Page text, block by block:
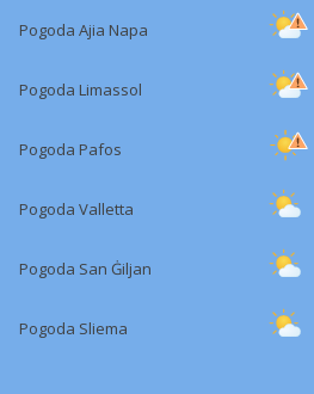
Pogoda Ajia Napa
Pogoda Limassol
Pogoda Pafos
Pogoda Valletta
Pogoda San Ġiljan
Pogoda Sliema